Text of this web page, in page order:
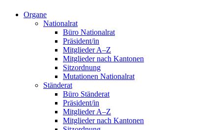
Organe
Nationalrat
Büro Nationalrat
Präsident/in
Mitglieder A–Z
Mitglieder nach Kantonen
Sitzordnung
Mutationen Nationalrat
Ständerat
Büro Ständerat
Präsident/in
Mitglieder A–Z
Mitglieder nach Kantonen